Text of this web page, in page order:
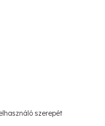
szerepét